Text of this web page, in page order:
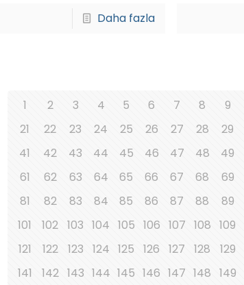
Daha fazla
1 2 3 4 5 6 7 8 9
21
22 23 24 25 26 27 28 29
41
42 43 44 45 46 47 48 49
61
62 63 64 65 66 67 68 69
81
82 83 84 85 86 87 88 89
101
102 103 104 105 106 107 108 109
121
122 123 124 125 126 127 128 129
141
142 143 144 145 146 147 148 149